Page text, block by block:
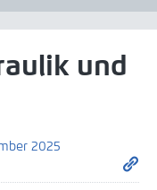
und
2025